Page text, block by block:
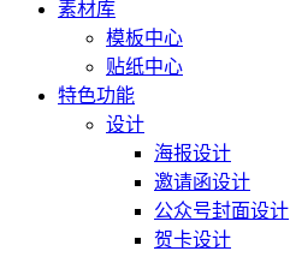
素材库
模板中心
贴纸中心
特色功能
设计
海报设计
邀请函设计
公众号封面设计
贺卡设计